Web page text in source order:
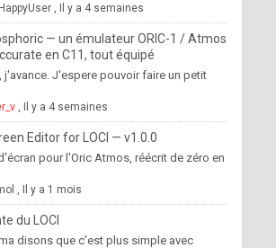
, Il y a 4 semaines
— un émulateur ORIC-1 / Atmos
en C11, tout équipé
j'avance. J'espere pouvoir faire un petit
, Il y a 4 semaines
Editor for LOCI — v1.0.0
pour l'Oric Atmos, réécrit de zéro en
, Il y a 1 mois
du LOCI
disons que c'est plus simple avec